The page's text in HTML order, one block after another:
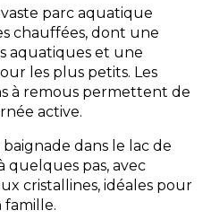
vaste parc aquatique
chauffées, dont une
aquatiques et une
les plus petits. Les
à remous permettent de
active.
dans le lac de
quelques pas, avec
cristallines, idéales pour
famille.